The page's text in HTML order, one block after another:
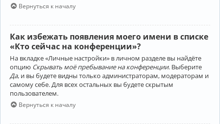
Вернуться к началу
Как избежать появления моего имени в списке
«Кто сейчас на конференции»?
На вкладке «Личные настройки» в личном разделе вы найдёте
опцию Скрывать моё пребывание на конференции. Выберите
Да, и вы будете видны только администраторам, модераторам и
самому себе. Для всех остальных вы будете скрытым
пользователем.
Вернуться к началу